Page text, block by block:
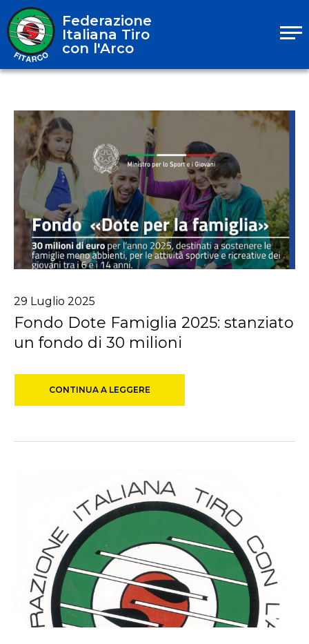
Federazione
Italiana Tiro
con l'Arco
29 Luglio 2025
Fondo Dote Famiglia 2025: stanziato
un fondo di 30 milioni
CONTINUA A LEGGERE